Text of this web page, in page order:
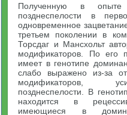
Полученную в опыте
позднеспелости в
одновременное
третьем поколении в
Торсдаг и Мансхольт
модификаторов. По его
имеет в генотипе
слабо выражено из-за
модификаторов,
позднеспелости. В
находится в
имеющиеся в